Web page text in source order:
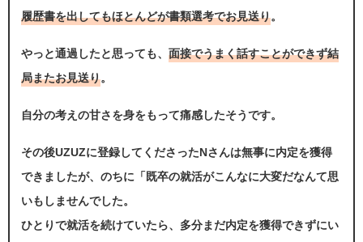
履歴書を出してもほとんどが書類選考でお見送り。
やっと通過したと思っても、 面接でうまく話すことができず結
局またお見送り。
自分の考えの甘さを身をもって痛感したそうです。
その後UZUZに登録してくださったNさんは無事に内定を獲得
できましたが、のちに「既卒の就活がこんなに大変だなんて思
いもしませんでした。
ひとりで就活を続けていたら、多分まだ内定を獲得できずにい